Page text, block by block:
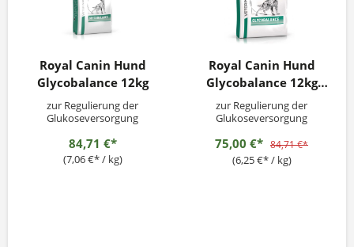
Royal Canin Hund
Glycobalance 12kg
zur Regulierung der
Glukoseversorgung
84,71 €*
(7,06 €* / kg)
Royal Canin Hund
Glycobalance 12kg
Bruchsack
zur Regulierung der
Glukoseversorgung
75,00 €* 84,71 €*
(6,25 €* / kg)